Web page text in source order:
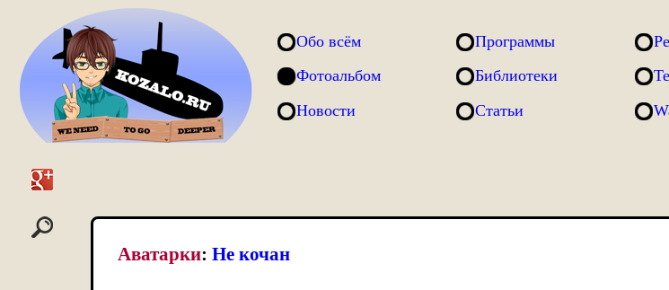
Обо всём
Фотоальбом
Новости
Программы
Библиотеки
Статьи
Аватарки: Не кочан